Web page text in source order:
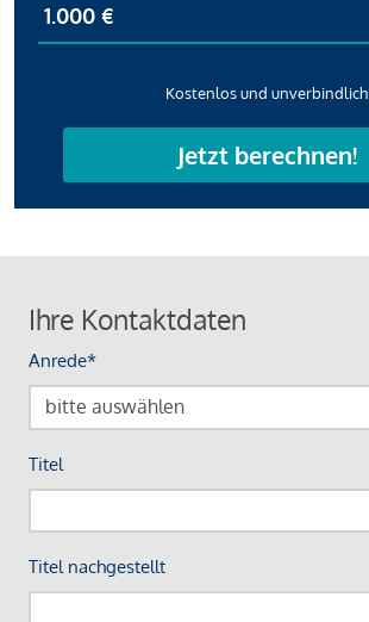
Kostenlos und unverbindlich
Jetzt berechnen!